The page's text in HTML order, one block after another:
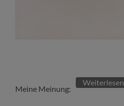
Meine Meinung:
Weiterlesen